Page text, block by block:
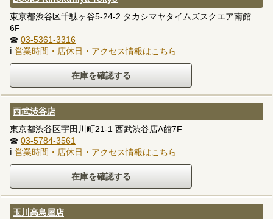
東京都渋谷区千駄ヶ谷5-24-2 タカシマヤタイムズスクエア南館
6F
☎ 03-5361-3316
ℹ 営業時間・店休日・アクセス情報はこちら
西武渋谷店
東京都渋谷区宇田川町21-1 西武渋谷店A館7F
☎ 03-5784-3561
ℹ 営業時間・店休日・アクセス情報はこちら
玉川高島屋店